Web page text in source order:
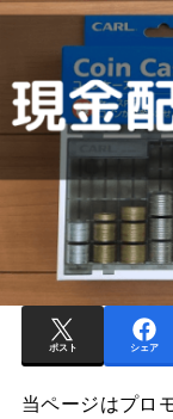
ポスト シェア
当ページはプロ